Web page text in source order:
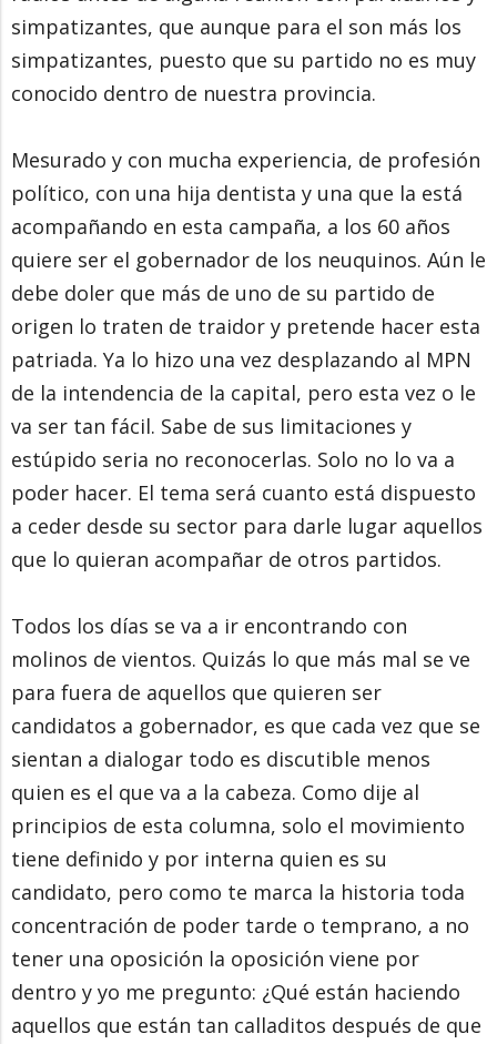
simpatizantes, que aunque para el son más los
simpatizantes, puesto que su partido no es muy
conocido dentro de nuestra provincia.
Mesurado y con mucha experiencia, de profesión
político, con una hija dentista y una que la está
acompañando en esta campaña, a los 60 años
quiere ser el gobernador de los neuquinos. Aún le
debe doler que más de uno de su partido de
origen lo traten de traidor y pretende hacer esta
patriada. Ya lo hizo una vez desplazando al MPN
de la intendencia de la capital, pero esta vez o le
va ser tan fácil. Sabe de sus limitaciones y
estúpido seria no reconocerlas. Solo no lo va a
poder hacer. El tema será cuanto está dispuesto
a ceder desde su sector para darle lugar aquellos
que lo quieran acompañar de otros partidos.
Todos los días se va a ir encontrando con
molinos de vientos. Quizás lo que más mal se ve
para fuera de aquellos que quieren ser
candidatos a gobernador, es que cada vez que se
sientan a dialogar todo es discutible menos
quien es el que va a la cabeza. Como dije al
principios de esta columna, solo el movimiento
tiene definido y por interna quien es su
candidato, pero como te marca la historia toda
concentración de poder tarde o temprano, a no
tener una oposición la oposición viene por
dentro y yo me pregunto: ¿Qué están haciendo
aquellos que están tan calladitos después de que